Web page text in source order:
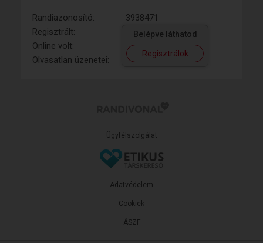
Randiazonosító:
3938471
Regisztrált:
Online volt:
Olvasatlan üzenetei:
Belépve láthatod
Regisztrálok
Ügyfélszolgálat
ÁSZF
Adatvédelem
Cookiek